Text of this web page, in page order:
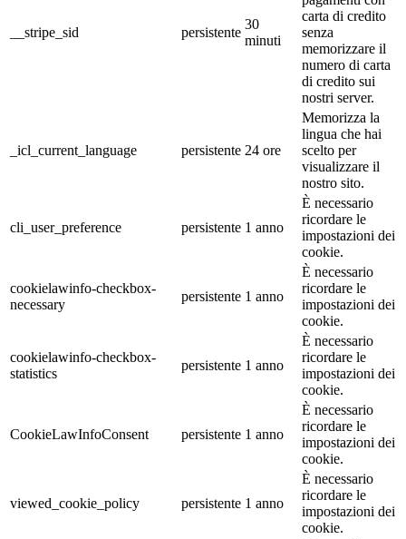
__stripe_sid persistente
30
minuti
carta di credito
senza
memorizzare il
numero di carta
di credito sui
nostri server.
_icl_current_language persistente 24 ore
Memorizza la
lingua che hai
scelto per
visualizzare il
nostro sito.
cli_user_preference persistente 1 anno
È necessario
ricordare le
impostazioni dei
cookie.
cookielawinfo-checkbox-
necessary
persistente 1 anno
È necessario
ricordare le
impostazioni dei
cookie.
cookielawinfo-checkbox-
statistics
persistente 1 anno
È necessario
ricordare le
impostazioni dei
cookie.
CookieLawInfoConsent persistente 1 anno
È necessario
ricordare le
impostazioni dei
cookie.
viewed_cookie_policy persistente 1 anno
È necessario
ricordare le
impostazioni dei
cookie.